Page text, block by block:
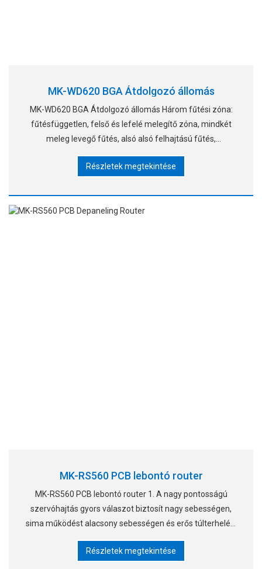
MK-WD620 BGA Átdolgozó állomás
MK-WD620 BGA Átdolgozó állomás Három fűtési zóna:
fűtésfüggetlen, felső és lefelé melegítő zóna, mindkét
meleg levegő fűtés, alsó alsó felhajtású fűtés,
fűtőzóna szabadon mozoghat
Részletek megtekintése
MK-RS560 PCB lebontó router
MK-RS560 PCB lebontó router 1. A nagy pontosságú
szervóhajtás gyors válaszot biztosít nagy sebességen,
sima működést alacsony sebességen és erős túlterhelési
választják el a paneleket, redukción
Részletek megtekintése